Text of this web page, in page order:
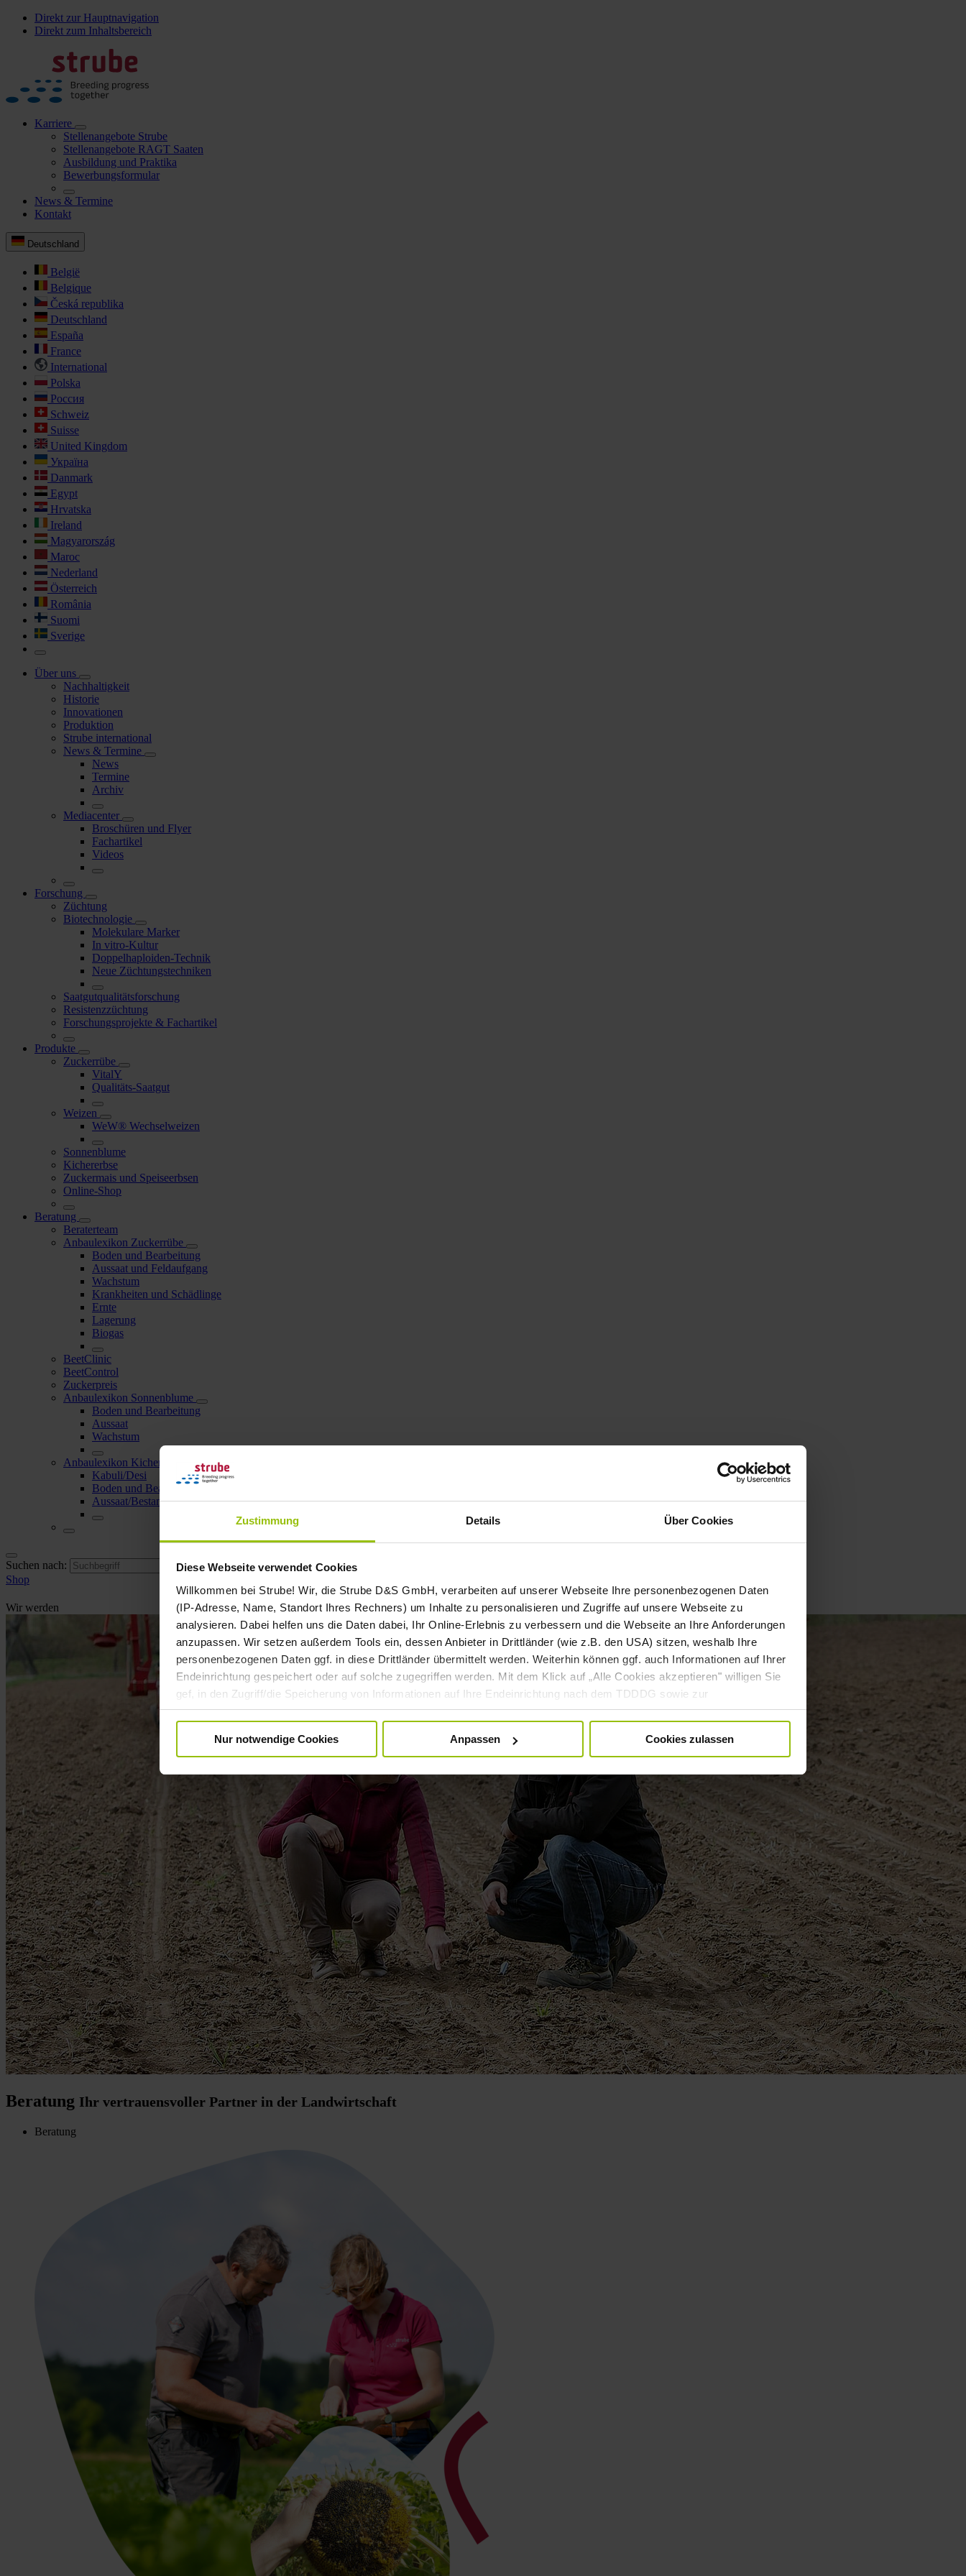
Zustimmung Details Über Cookies
Diese Webseite verwendet Cookies
Willkommen bei Strube! Wir, die Strube D&S GmbH, verarbeiten auf unserer Webseite Ihre personenbezogenen Daten
(IP-Adresse, Name, Standort Ihres Rechners) um Inhalte zu personalisieren und Zugriffe auf unsere Webseite zu
analysieren. Dabei helfen uns die Daten dabei, Ihr Online-Erlebnis zu verbessern und die Webseite an Ihre Anforderungen
anzupassen. Wir setzen außerdem Tools ein, dessen Anbieter in Drittländer (wie z.B. den USA) sitzen, weshalb Ihre
personenbezogenen Daten ggf. in diese Drittländer übermittelt werden. Weiterhin können ggf. auch Informationen auf Ihrer
Endeinrichtung gespeichert oder auf solche zugegriffen werden. Mit dem Klick auf „Alle Cookies akzeptieren" willigen Sie
gef, in den Zugriff/die Speicherung von Informationen auf Ihre Endeinrichtung nach dem TDDDG sowie zur
Datenverarbeitung Ihrer personenbezogenen Daten für die oben genannten Zwecke nach der DSGVO gebündelt ein. Die
Informationen zur Datenverarbeitung mittels Cookies finden Sie in unserer
Datenschutzerklärung.
Nur notwendige Cookies Anpassen Cookies zulassen
Direkt zur Hauptnavigation
Direkt zum Inhaltsbereich
Karriere
Stellenangebote Strube
Stellenangebote RAGT Saaten
Ausbildung und Praktika
Bewerbungsformular
News & Termine
Kontakt
Deutschland
België
Belgique
Česká republika
Deutschland
España
France
International
Polska
Россия
Schweiz
Suisse
United Kingdom
Україна
Danmark
Egypt
Hrvatska
Ireland
Magyarország
Maroc
Nederland
Österreich
România
Suomi
Sverige
Über uns
Nachhaltigkeit
Historie
Innovationen
Produktion
Strube international
News & Termine
News
Termine
Archiv
Mediacenter
Broschüren und Flyer
Fachartikel
Videos
Forschung
Züchtung
Biotechnologie
Molekulare Marker
In vitro-Kultur
Doppelhaploiden-Technik
Neue Züchtungstechniken
Saatgutqualitätsforschung
Resistenzzüchtung
Forschungsprojekte & Fachartikel
Produkte
Zuckerrübe
VitalY
Qualitäts-Saatgut
Weizen
WeW® Wechselweizen
Sonnenblume
Kichererbse
Zuckermais und Speiseerbsen
Online-Shop
Beratung
Beraterteam
Anbaulexikon Zuckerrübe
Boden und Bearbeitung
Aussaat und Feldaufgang
Wachstum
Krankheiten und Schädlinge
Ernte
Lagerung
Biogas
BeetClinic
BeetControl
Zuckerpreis
Anbaulexikon Sonnenblume
Boden und Bearbeitung
Aussaat
Wachstum
Anbaulexikon Kichererbse
Kabuli/Desi
Boden und Bearbeitung
Aussaat/Bestandesdichte
Suchen nach:
Shop
Wir werden
Beratung Ihr vertrauensvoller Partner in der Landwirtschaft
Beratung